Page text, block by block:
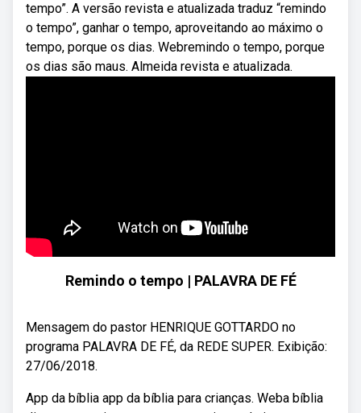
tempo”. A versão revista e atualizada traduz “remindo
o tempo”, ganhar o tempo, aproveitando ao máximo o
tempo, porque os dias. Webremindo o tempo, porque
os dias são maus. Almeida revista e atualizada.
Remindo o tempo | PALAVRA DE FÉ
Mensagem do pastor HENRIQUE GOTTARDO no
programa PALAVRA DE FÉ, da REDE SUPER. Exibição:
27/06/2018.
App da bíblia app da bíblia para crianças. Weba bíblia